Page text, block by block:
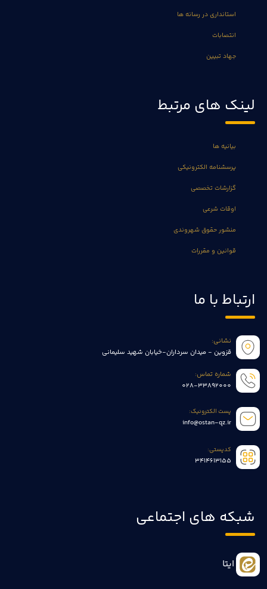
استانداری در رسانه ها
انتصابات
جهاد تبیین
لینک های مرتبط
بیانیه ها
پرسشنامه الکترونیکی
گزارشات تخصصی
اوقات شرعی
منشور حقوق شهروندی
قوانین و مقررات
ارتباط با ما
نشانی:
قزوین - میدان سرداران-خیابان شهید سلیمانی
شماره تماس:
028-33892000
پست الکترونیک:
info@ostan-qz.ir
کدپستی:
3414613155
شبکه های اجتماعی
ایتا